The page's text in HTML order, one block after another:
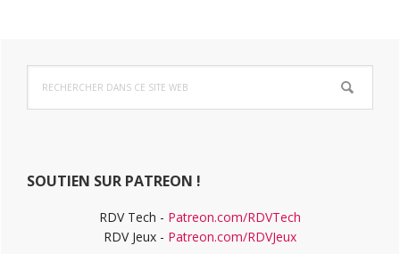
Barre
latérale
dans
ce
SOUTIEN SUR PATREON !
RDV Tech - Patreon.com/RDVTech
RDV Jeux - Patreon.com/RDVJeux